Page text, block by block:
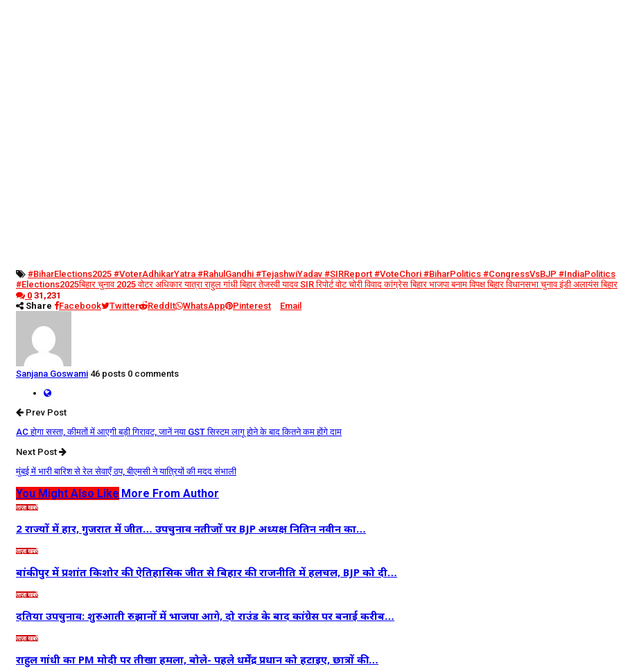
#BiharElections2025 #VoterAdhikarYatra #RahulGandhi #TejashwiYadav #SIRReport #VoteChori #BiharPolitics #CongressVsBJP #IndiaPolitics
#Elections2025बिहार चुनाव 2025 वोटर अधिकार यात्रा राहुल गांधी बिहार तेजस्वी यादव SIR रिपोर्ट वोट चोरी विवाद कांग्रेस बिहार भाजपा बनाम विपक्ष बिहार विधानसभा चुनाव इंडी अलायंस बिहार
0 31,231
Share
Facebook Twitter ReddIt WhatsApp Pinterest Email
Sanjana Goswami 46 posts 0 comments
Prev Post
AC होगा सस्ता, कीमतों में आएगी बड़ी गिरावट, जानें नया GST सिस्टम लागू होने के बाद कितने कम होंगे दाम
Next Post
मुंबई में भारी बारिश से रेल सेवाएँ ठप, बीएमसी ने यात्रियों की मदद संभाली
You Might Also Like More From Author
ताज़ा खबरें
2 राज्यों में हार, गुजरात में जीत… उपचुनाव नतीजों पर BJP अध्यक्ष नितिन नवीन का…
ताज़ा खबरें
बांकीपुर में प्रशांत किशोर की ऐतिहासिक जीत से बिहार की राजनीति में हलचल, BJP को दी…
ताज़ा खबरें
दतिया उपचुनाव: शुरुआती रुझानों में भाजपा आगे, दो राउंड के बाद कांग्रेस पर बनाई करीब…
ताज़ा खबरें
राहुल गांधी का PM मोदी पर तीखा हमला, बोले- पहले धर्मेंद्र प्रधान को हटाइए, छात्रों की…